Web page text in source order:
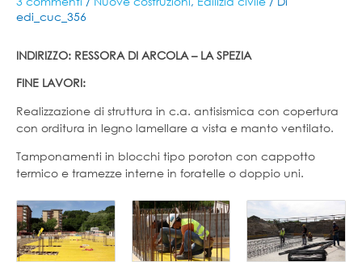
edi_cuc_356
INDIRIZZO: RESSORA DI ARCOLA – LA SPEZIA
FINE LAVORI:
Realizzazione di struttura in c.a. antisismica con copertura
con orditura in legno lamellare a vista e manto ventilato.
Tamponamenti in blocchi tipo poroton con cappotto
termico e tramezze interne in foratelle o doppio uni.